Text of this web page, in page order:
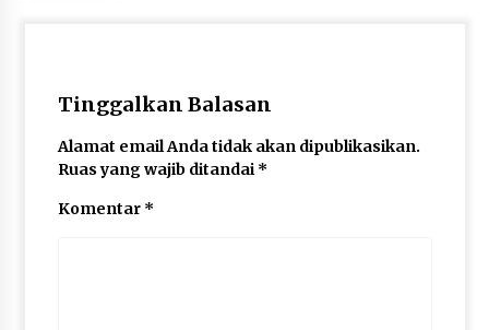
Tinggalkan Balasan
Alamat email Anda tidak akan dipublikasikan.
Ruas yang wajib ditandai *
Komentar *